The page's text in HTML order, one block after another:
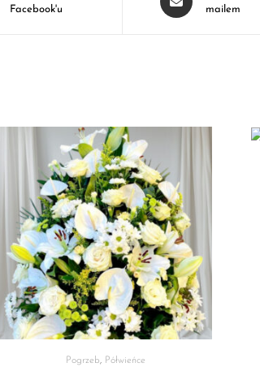
Facebook'u
mailem
WYBIERZ OPCJE
Pogrzeb, Półwieńce